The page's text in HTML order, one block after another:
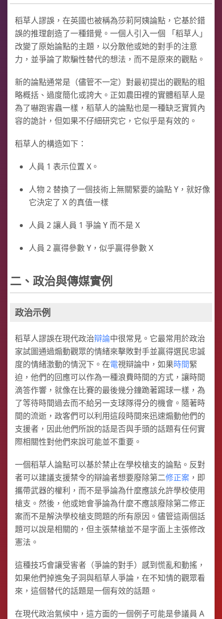
稻草人謬誤，在英國也被稱為莎莉阿姨論點，它基於錯
誤的推理創造了一種錯覺。一個人引入一個 「稻草人」
改變了原始論點的主題，以分散他或她的對手的注意
力，並爭論了欺騙性替代的想法，而不是原來的觀點。
新的論點通常是（儘管不一定）對最初提出的觀點的粗
略概括、過度簡化或誇大。正如農田裡的實體稻草人是
為了嚇跑害蟲一樣，稻草人的論點也是一種缺乏實質內
容的詭計，但如果不仔細研究它，它似乎是有效的。
稻草人的構造如下：
人員 1 表示位置 X。
人物 2 替換了一個技術上無關緊要的論點 Y，就好像
它決定了 X 的真值一樣
人員 2 讓人員 1 爭論 Y 而不是 X
人員 2 贏得參數 Y，似乎贏得參數 X
二、政治與傳媒實例
政治示例
稻草人謬誤在現代政治辯論中很常見。它最常用於政治
家試圖通過煽動觀眾的情緒來擊敗對手並贏得選民忠誠
度的情緒激動的情況下。在電視辯論中，如果時間緊
迫，他們的回應可以作為一種浪費時間的方式，讓時間
滴答作響，就像在比賽的最後幾分鐘跪著踢球一樣，為
了等待時間過去而不給另一支球隊得分的機會。隨著時
間的流逝，政客們可以利用這段時間來迅速煽動他們的
支援者，因此他們所說的話是否與手頭的話題有任何實
際相關性對他們來說可能並不重要。
一個稻草人論點可以基於禁止在學校槍支的論點。反對
者可以建議支援禁令的辯論者想要廢除第二修正案 ，即
攜帶武器的權利，而不是爭論為什麼應該允許學校使用
槍支。然後，他或她會爭論為什麼不應該廢除第二修正
案而不是解決學校槍支問題的所有原因。儘管這兩個話
題可以說是相關的，但主張禁槍並不是字面上主張修改
憲法。
這種技巧會讓受害者（爭論的對手）感到慌亂和動搖，
如果他們掉進兔子洞與稻草人爭論，在不知情的觀眾看
來，這個替代的話題是一個有效的話題。
在現代政治氣候中，這方面的一個例子可能是參議員 A